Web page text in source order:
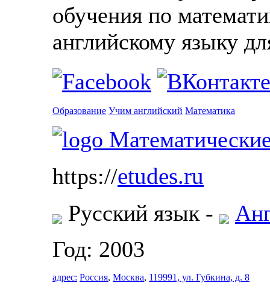
обучения по
английскому языку
Образование Учим английский Математика
https://etudes.ru
Русский язык -
Год: 2003
адрес: Россия, Москва, 119991, ул. Губкина, д. 8